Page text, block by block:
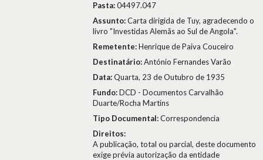
Pasta:04497.047
Assunto:Carta dirigida de Tuy, agradecendo o
livro "Investidas Alemãs ao Sul de Angola".
Remetente:Henrique de Paiva Couceiro
Destinatário:António Fernandes Varão
Data:Quarta, 23 de Outubro de 1935
Fundo:DCD - Documentos Carvalhão
Duarte/Rocha Martins
Tipo Documental:Correspondencia
Direitos:
A publicação, total ou parcial, deste documento
exige prévia autorização da entidade